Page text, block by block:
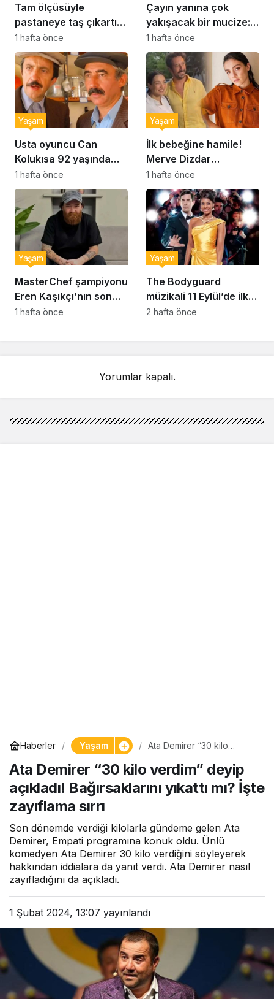
Tam ölçüsüyle
pastaneye taş çıkartır:
Şekerpare tarifi
1 hafta önce
Çayın yanına çok
yakışacak bir mucize:
Brownie tadında ıslak
kurabiye tarifi…
1 hafta önce
Usta oyuncu Can
Kolukısa 92 yaşında
hayatını kaybetti
Yaşam
1 hafta önce
İlk bebeğine hamile!
Merve Dizdar
sessizliğini bozdu: ‘İsim
bulmak çok zor’
Yaşam
1 hafta önce
MasterChef şampiyonu
Eren Kaşıkçı’nın son
anlarındaki kahreden
Yaşam
1 hafta önce
The Bodyguard
müzikali 11 Eylül’de ilk
kez Türkiye’de
Yaşam
2 hafta önce
Yorumlar kapalı.
Haberler Yaşam
Ata Demirer “30 kilo
Bağırsaklarını yıkattı mı?
İşte zayıflama sırrı
Ata Demirer “30 kilo verdim” deyip
açıkladı! Bağırsaklarını yıkattı mı? İşte
zayıflama sırrı
Son dönemde verdiği kilolarla gündeme gelen Ata
Demirer, Empati programına konuk oldu. Ünlü
komedyen Ata Demirer 30 kilo verdiğini söyleyerek
hakkından iddialara da yanıt verdi. Ata Demirer nasıl
zayıfladığını da açıkladı.
1 Şubat 2024, 13:07 yayınlandı